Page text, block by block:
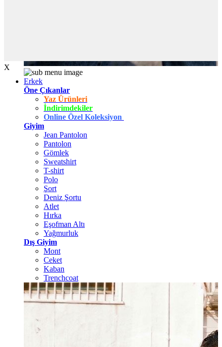
Erkek
Öne Çıkanlar
Yaz Ürünleri
İndirimdekiler
Online Özel Koleksiyon
Giyim
Jean Pantolon
Pantolon
Gömlek
Sweatshirt
T-shirt
Polo
Şort
Deniz Şortu
Atlet
Hırka
Eşofman Altı
Yağmurluk
Dış Giyim
Mont
Ceket
Kaban
Trenchcoat
X